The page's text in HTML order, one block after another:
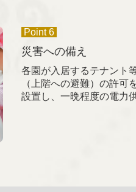
Point 6
災害への備え
各園が入居するテナント
（上階への避難）の許
設置し、一晩程度の電力